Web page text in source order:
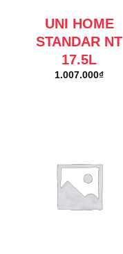
UNI HOME
STANDAR NT
17.5L
1.007.000₫